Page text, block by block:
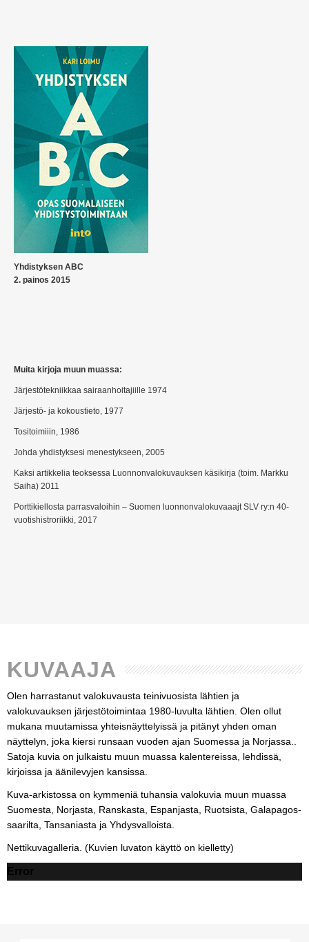
Yhdistyksen ABC
2. painos 2015
Muita kirjoja muun muassa:
Järjestötekniikkaa sairaanhoitajiille 1974
Järjestö- ja kokoustieto, 1977
Tositoimiiin, 1986
Johda yhdistyksesi menestykseen, 2005
Kaksi artikkelia teoksessa Luonnonvalokuvauksen käsikirja (toim. Markku
Saiha) 2011
Porttikiellosta parrasvaloihin – Suomen luonnonvalokuvaaajt SLV ry:n 40-
vuotishistroriikki, 2017
KUVAAJA
Olen harrastanut valokuvausta teinivuosista lähtien ja
valokuvauksen järjestötoimintaa 1980-luvulta lähtien. Olen ollut
mukana muutamissa yhteisnäyttelyissä ja pitänyt yhden oman
näyttelyn, joka kiersi runsaan vuoden ajan Suomessa ja Norjassa..
Satoja kuvia on julkaistu muun muassa kalentereissa, lehdissä,
kirjoissa ja äänilevyjen kansissa.
Kuva-arkistossa on kymmeniä tuhansia valokuvia muun muassa
Suomesta, Norjasta, Ranskasta, Espanjasta, Ruotsista, Galapagos-
saarilta, Tansaniasta ja Yhdysvalloista.
Nettikuvagalleria. (Kuvien luvaton käyttö on kielletty)
Error